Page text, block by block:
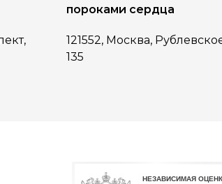
пороками сердца
121552, Москва,
135